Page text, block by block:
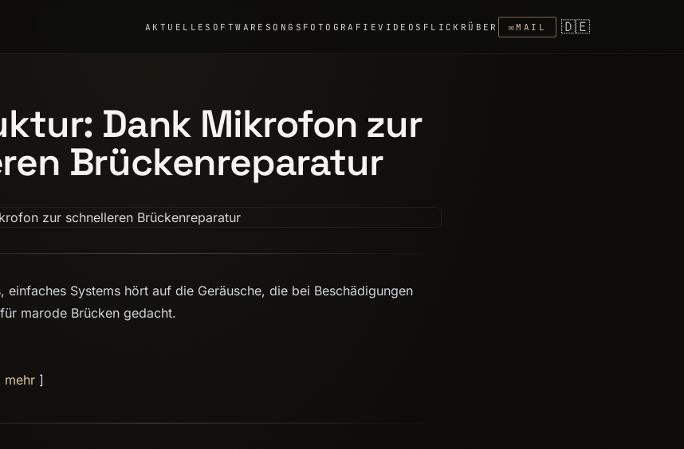
AKTUELLE SOFTWARE SONGS FOTOGRAFIEVIDEOS FLICKR ÜBER ✉MAIL 🇩🇪
Dank Mikrofon zur
Brückenreparatur
einfaches Systems hört auf die Geräusche, die bei Beschädigungen
marode Brücken gedacht.
mehr ]